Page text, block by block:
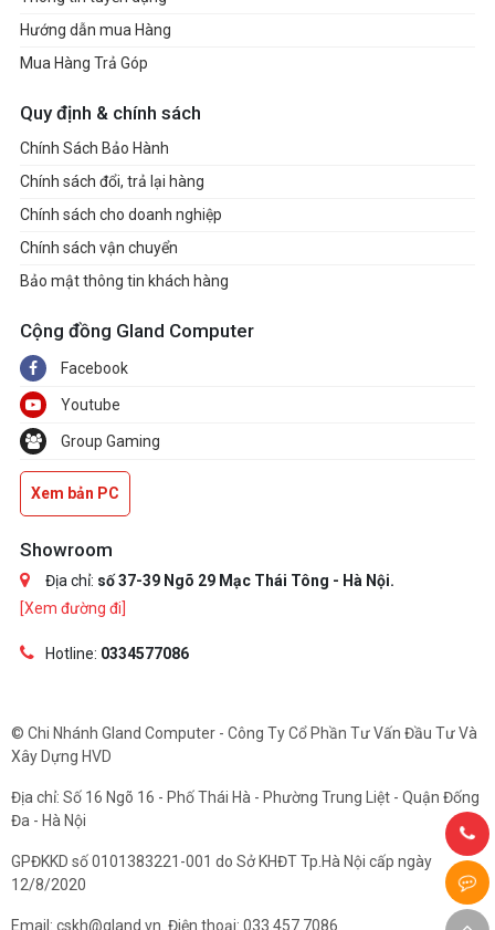
Hướng dẫn mua Hàng
Mua Hàng Trả Góp
Quy định & chính sách
Chính Sách Bảo Hành
Chính sách đổi, trả lại hàng
Chính sách cho doanh nghiệp
Chính sách vận chuyển
Bảo mật thông tin khách hàng
Cộng đồng Gland Computer
Facebook
Youtube
Group Gaming
Xem bản PC
Showroom
Địa chỉ: số 37-39 Ngõ 29 Mạc Thái Tông - Hà Nội.
[Xem đường đi]
Hotline: 0334577086
© Chi Nhánh Gland Computer - Công Ty Cổ Phần Tư Vấn Đầu Tư Và
Xây Dựng HVD
Địa chỉ: Số 16 Ngõ 16 - Phố Thái Hà - Phường Trung Liệt - Quận Đống
Đa - Hà Nội
GPĐKKD số 0101383221-001 do Sở KHĐT Tp.Hà Nội cấp ngày
12/8/2020
Email: cskh@gland.vn. Điện thoại: 033.457.7086